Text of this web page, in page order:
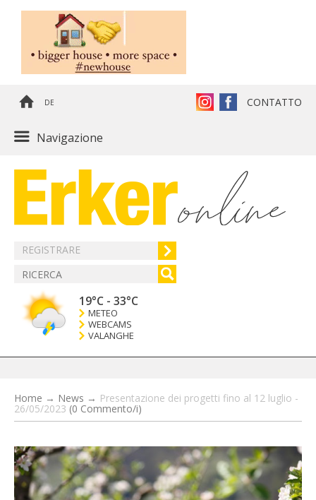
DE CONTATTO
Navigazione
REGISTRARE
19°C - 33°C
METEO
WEBCAMS
VALANGHE
Home → News → Presentazione dei progetti fino al 12 luglio -
26/05/2023 (0 Commento/i)